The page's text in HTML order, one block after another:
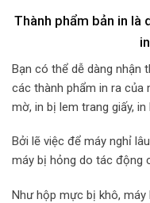
Thành phẩm bản in là
Bạn có thể dễ dàng nhận
các thành phẩm in ra của
mờ, in bị lem trang giấy, in
Bởi lẽ việc để máy nghỉ
máy bị hỏng do tác động
Như hộp mực bị khô,